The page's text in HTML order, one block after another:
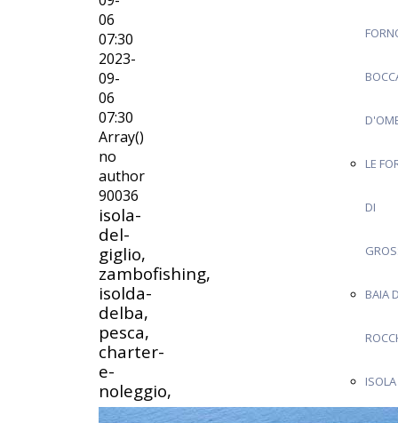
LE
DI
BAIA
06
07:30
2023-
09-
06
07:30
Array()
no
author
90036
isola-
del-
giglio,
zambofishing,
isolda-
delba,
pesca,
charter-
e-
noleggio,